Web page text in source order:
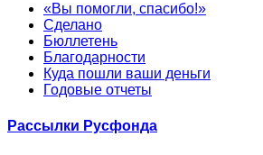
«Вы помогли, спасибо!»
Сделано
Бюллетень
Благодарности
Куда пошли ваши деньги
Годовые отчеты
Рассылки Русфонда